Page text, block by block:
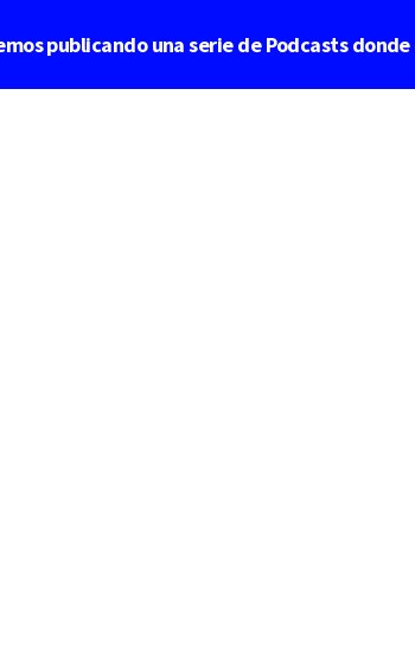
publicando una serie de Podcasts